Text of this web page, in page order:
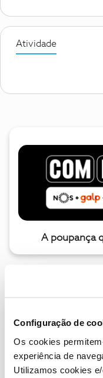
Configuração de
Os cookies
experiência de
Utilizamos cookies
Atividade
A poupança
Descubra as